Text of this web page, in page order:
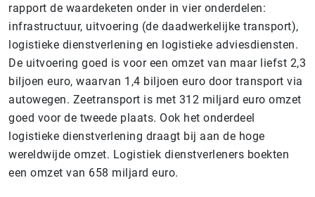
rapport de waardeketen onder in vier onderdelen:
infrastructuur, uitvoering (de daadwerkelijke transport),
logistieke dienstverlening en logistieke adviesdiensten.
De uitvoering goed is voor een omzet van maar liefst 2,3
biljoen euro, waarvan 1,4 biljoen euro door transport via
autowegen. Zeetransport is met 312 miljard euro omzet
goed voor de tweede plaats. Ook het onderdeel
logistieke dienstverlening draagt bij aan de hoge
wereldwijde omzet. Logistiek dienstverleners boekten
een omzet van 658 miljard euro.